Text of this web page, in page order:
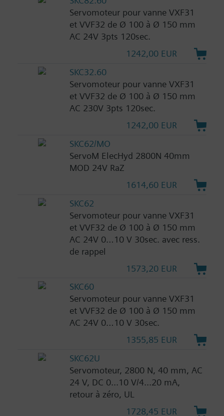
Servomoteur pour vanne VXF31
et VVF32 de Ø 100 à Ø 150 mm
AC 24V 3pts 120sec.
1242,00 EUR
SKC32.60
Servomoteur pour vanne VXF31
et VVF32 de Ø 100 à Ø 150 mm
AC 230V 3pts 120sec.
1242,00 EUR
SKC62/MO
ServoM ElecHyd 2800N 40mm
MOD 24V RaZ
1614,60 EUR
SKC62
Servomoteur pour vanne VXF31
et VVF32 de Ø 100 à Ø 150 mm
AC 24V 0…10 V 30sec. avec ress.
de rappel
1573,20 EUR
SKC60
Servomoteur pour vanne VXF31
et VVF32 de Ø 100 à Ø 150 mm
AC 24V 0…10 V 30sec.
1355,85 EUR
SKC62U
Servomoteur, 2800 N, 40 mm, AC
24 V, DC 0...10 V/4...20 mA,
retour à zéro, UL
1728,45 EUR